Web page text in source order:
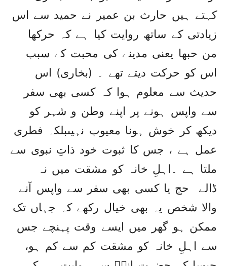
کہتے ہیں حارث بن عمیر نے حمید سے اس
زیادتی کے ساتھ روایت کیا ہے کہ حرکھا
من حبھا یعنی مدینے کی محبت کے سبب
اس کو حرکت دیتے تھے ۔ (بخاری) اس
حدیث سے معلوم ہوا کہ کسی بھی سفر
سے واپس ہونے پر اپنے وطن و شہر کو
دیکھ کر خوش ہونا معیوب نہیںبلکہ فطری
عمل ہے ، جس کا ثبوت خود ذاتِ نبوی سے
ملتا ہے ۔اہلِ خانہ کو مشقت میں نہ
ڈالے حج یا کسی بھی سفر سے واپس آنے
والا شخص یہ بھی خیال رکھے کہ جہاں تک
ممکن ہو گھر میں ایسے وقت پہنچے جس
سے اہلِ خانہ کو مشقت کم سے کم ہو،